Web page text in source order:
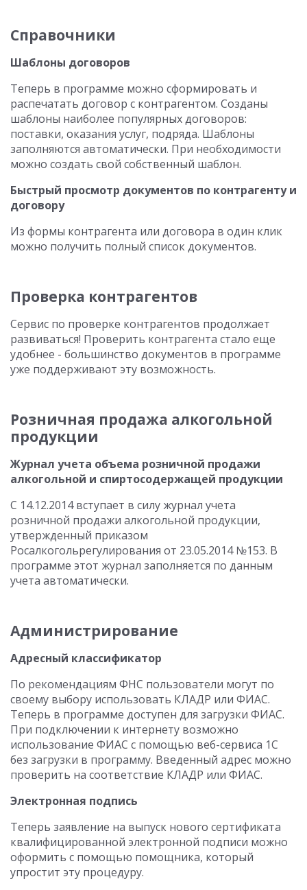
Справочники
Шаблоны договоров
Теперь в программе можно сформировать и
распечатать договор с контрагентом. Созданы
шаблоны наиболее популярных договоров:
поставки, оказания услуг, подряда. Шаблоны
заполняются автоматически. При необходимости
можно создать свой собственный шаблон.
Быстрый просмотр документов по контрагенту и
договору
Из формы контрагента или договора в один клик
можно получить полный список документов.
Проверка контрагентов
Сервис по проверке контрагентов продолжает
развиваться! Проверить контрагента стало еще
удобнее - большинство документов в программе
уже поддерживают эту возможность.
Розничная продажа алкогольной
продукции
Журнал учета объема розничной продажи
алкогольной и спиртосодержащей продукции
С 14.12.2014 вступает в силу журнал учета
розничной продажи алкогольной продукции,
утвержденный приказом
Росалкогольрегулирования от 23.05.2014 №153. В
программе этот журнал заполняется по данным
учета автоматически.
Администрирование
Адресный классификатор
По рекомендациям ФНС пользователи могут по
своему выбору использовать КЛАДР или ФИАС.
Теперь в программе доступен для загрузки ФИАС.
При подключении к интернету возможно
использование ФИАС с помощью веб-сервиса 1С
без загрузки в программу. Введенный адрес можно
проверить на соответствие КЛАДР или ФИАС.
Электронная подпись
Теперь заявление на выпуск нового сертификата
квалифицированной электронной подписи можно
оформить с помощью помощника, который
упростит эту процедуру.